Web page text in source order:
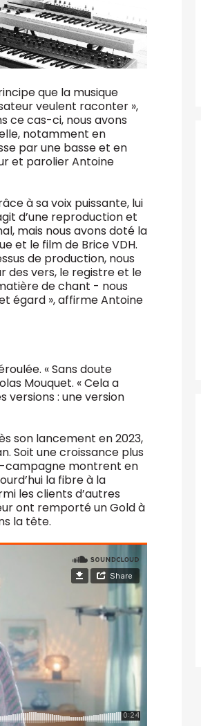
que la musique
veulent raconter »,
ce cas-ci, nous avons
notamment en
par une basse et en
et parolier Antoine
à sa voix puissante, lui
d’une reproduction et
mais nous avons doté la
et le film de Brice VDH.
de production, nous
des vers, le registre et le
de chant - nous
égard », affirme Antoine
« Sans doute
Mouquet. « Cela a
versions : une version
son lancement en 2023,
Soit une croissance plus
campagne montrent en
la fibre à la
les clients d’autres
ont remporté un Gold à
la tête.